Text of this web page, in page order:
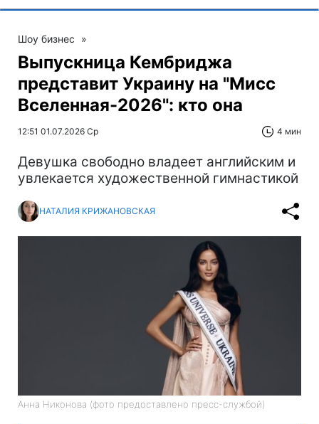
Шоу бизнес »
Выпускница Кембриджа
представит Украину на "Мисс
Вселенная-2026": кто она
12:51 01.07.2026 Ср 4 мин
Девушка свободно владеет английским и
увлекается художественной гимнастикой
НАТАЛИЯ КРИЖАНОВСКАЯ
Анна Никонова (фото предоставлено пресс-службой)